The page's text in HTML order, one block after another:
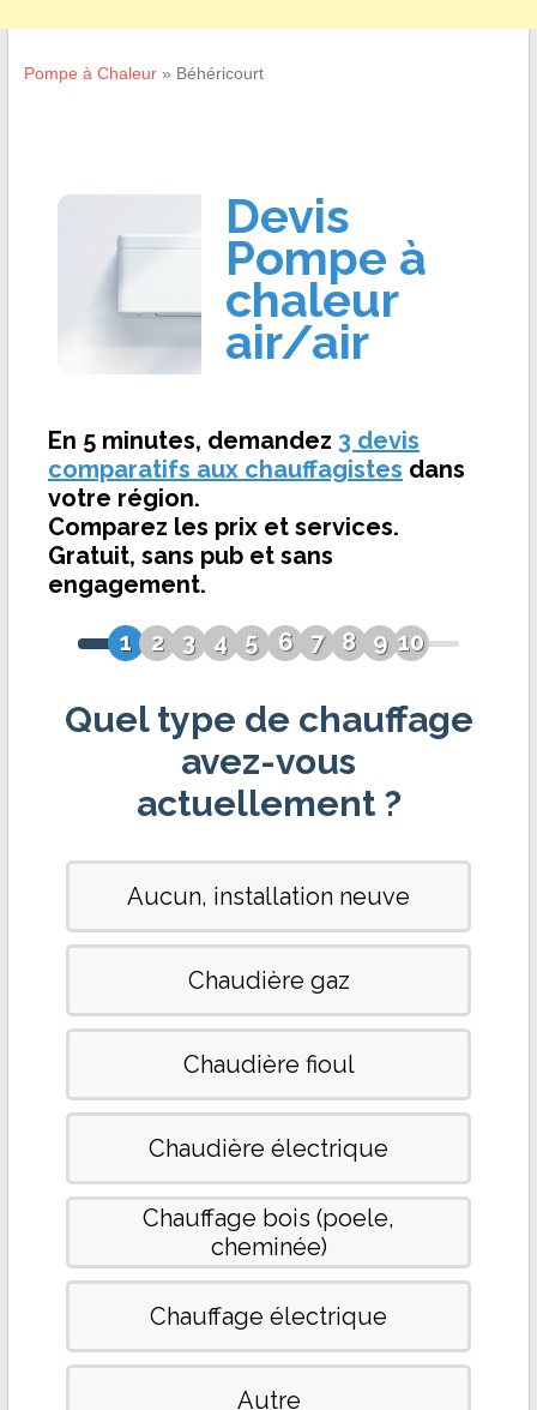
Pompe à Chaleur» Béhéricourt